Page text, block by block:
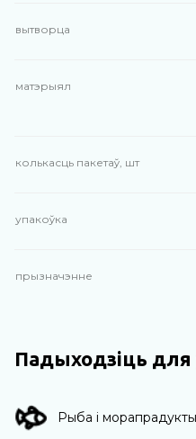
вытворца
матэрыял
колькасць пакетаў, шт
упакоўка
прызначэнне
Падыходзіць для
Рыба і морапрадукты